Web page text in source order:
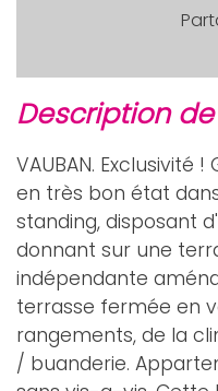
description
VAUBAN. Exclusivité
en très bon état
standing, disposant
donnant sur une
indépendante
terrasse fermée en
rangements, de la
/ buanderie.